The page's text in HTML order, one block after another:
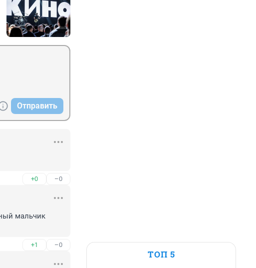
Отправить
+0 –0
мальчик
+1 –0
ТОП 5